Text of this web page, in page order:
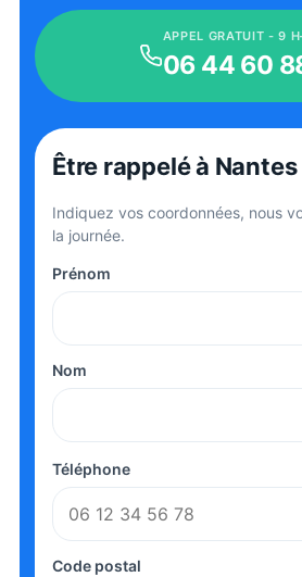
APPEL GRATUIT - 9
06 44 60
Être rappeléà Nantes
Indiquez vos coordonnées, nous
la journée.
Prénom
Nom
Téléphone
Code postal